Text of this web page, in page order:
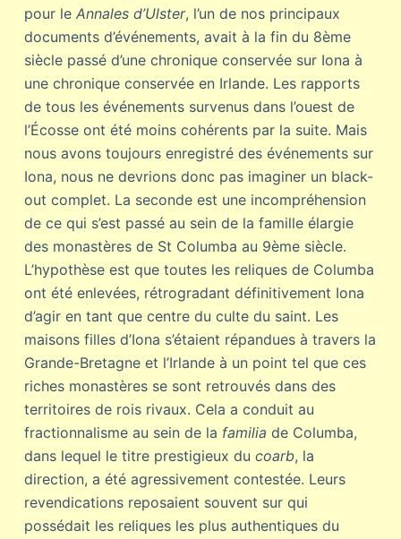
pour le Annales d’Ulster, l’un de nos principaux
documents d’événements, avait à la fin du 8ème
siècle passé d’une chronique conservée sur Iona à
une chronique conservée en Irlande. Les rapports
de tous les événements survenus dans l’ouest de
l’Écosse ont été moins cohérents par la suite. Mais
nous avons toujours enregistré des événements sur
Iona, nous ne devrions donc pas imaginer un black-
out complet. La seconde est une incompréhension
de ce qui s’est passé au sein de la famille élargie
des monastères de St Columba au 9ème siècle.
L’hypothèse est que toutes les reliques de Columba
ont été enlevées, rétrogradant définitivement Iona
d’agir en tant que centre du culte du saint. Les
maisons filles d’Iona s’étaient répandues à travers la
Grande-Bretagne et l’Irlande à un point tel que ces
riches monastères se sont retrouvés dans des
territoires de rois rivaux. Cela a conduit au
fractionnalisme au sein de la familia de Columba,
dans lequel le titre prestigieux du coarb, la
direction, a été agressivement contestée. Leurs
revendications reposaient souvent sur qui
possédait les reliques les plus authentiques du